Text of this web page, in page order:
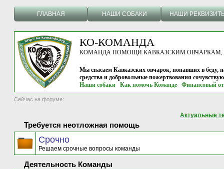
ГЛАВНАЯ НАШИ СОБАКИ НАШИ
КО-КОМАНДА
КОМАНДА ПОМОЩИ КАВКАЗСКИМ ОВЧАРКАМ, г.
Мы спасаем Кавказских овчарок, попавших в беду,
средства и добровольные пожертвования
Наши собаки
Как помочь Команде Финансовый
Сейчас на форуме:
Актуальные
Требуется неотложная помощь
Срочно
Решаем срочные вопросы команды
Деятельность Команды